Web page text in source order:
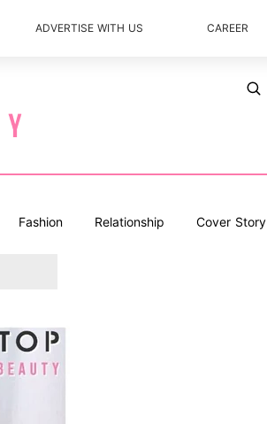
ADVERTISE WITH US CAREER
Fashion Relationship Cover Story